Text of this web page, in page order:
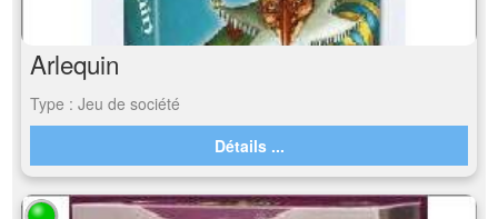
Arlequin
Type : Jeu de société
Détails ...